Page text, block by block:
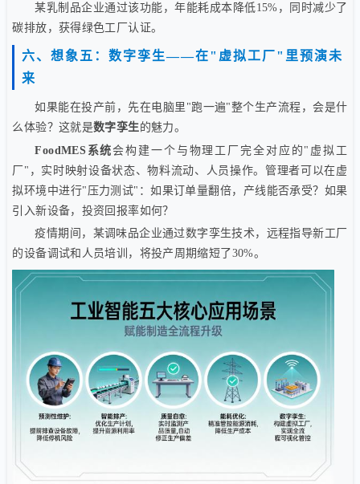
某乳制品企业通过该功能，年能耗成本降低15%，同时减少了
碳排放，获得绿色工厂认证。
六、想象五：数字孪生——在"虚拟工厂"里预演未
来
如果能在投产前，先在电脑里"跑一遍"整个生产流程，会是什
么体验？这就是数字孪生的魅力。
FoodMES系统会构建一个与物理工厂完全对应的"虚拟工
厂"，实时映射设备状态、物料流动、人员操作。管理者可以在虚
拟环境中进行"压力测试"：如果订单量翻倍，产线能否承受？如果
引入新设备，投资回报率如何？
疫情期间，某调味品企业通过数字孪生技术，远程指导新工厂
的设备调试和人员培训，将投产周期缩短了30%。